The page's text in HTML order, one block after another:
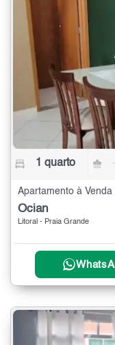
1 quarto
Apartamento à
Ocian
Litoral - Praia Grande